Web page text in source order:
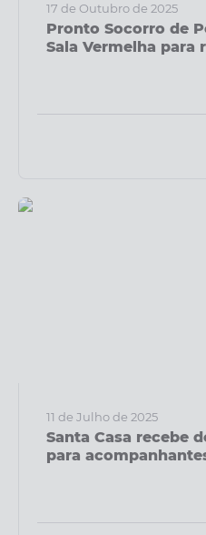
17 de Outubro de 2025
Pronto Socorro de
Sala Vermelha para
11 de Julho de 2025
Santa Casa recebe
para